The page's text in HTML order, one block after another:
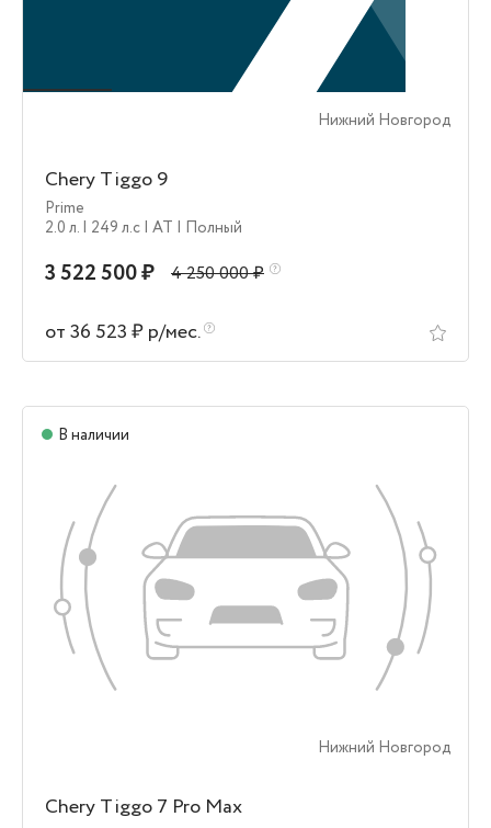
Нижний Новгород
Chery Tiggo 9
Prime
2.0 л. | 249 л.c | AT | Полный
3 522 500 ₽ 4 250 000 ₽
от 36 523 ₽ р/мес.
В наличии
Нижний Новгород
Chery Tiggo 7 Pro Max